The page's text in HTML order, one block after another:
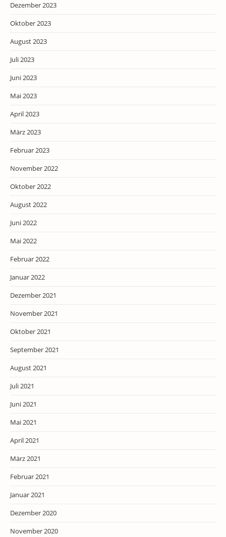
Dezember 2023
Oktober 2023
August 2023
Juli 2023
Juni 2023
Mai 2023
April 2023
März 2023
Februar 2023
November 2022
Oktober 2022
August 2022
Juni 2022
Mai 2022
Februar 2022
Januar 2022
Dezember 2021
November 2021
Oktober 2021
September 2021
August 2021
Juli 2021
Juni 2021
Mai 2021
April 2021
März 2021
Februar 2021
Januar 2021
Dezember 2020
November 2020